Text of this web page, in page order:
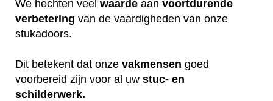
We hechten veel waarde aan voortdurende
verbetering van de vaardigheden van onze
stukadoors.
Dit betekent dat onze vakmensen goed
voorbereid zijn voor al uw stuc- en
schilderwerk.